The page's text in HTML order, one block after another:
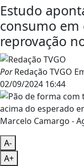
Estudo
consumo em
reprovação
PorRedação TVGO
02/09/2024 16:44
Marcelo Camargo -
A-
A+